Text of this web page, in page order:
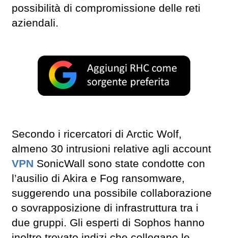
possibilità di compromissione delle reti
aziendali.
Secondo i ricercatori di Arctic Wolf,
almeno 30 intrusioni relative agli account
VPN SonicWall sono state condotte con
l’ausilio di Akira e Fog ransomware,
suggerendo una possibile collaborazione
o sovrapposizione di infrastruttura tra i
due gruppi. Gli esperti di Sophos hanno